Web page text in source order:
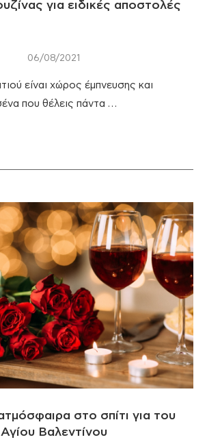
για ειδικές αποστολές
06/08/2021
είναι χώρος έμπνευσης και
που θέλεις πάντα …
στο σπίτι για του
Αγίου Βαλεντίνου